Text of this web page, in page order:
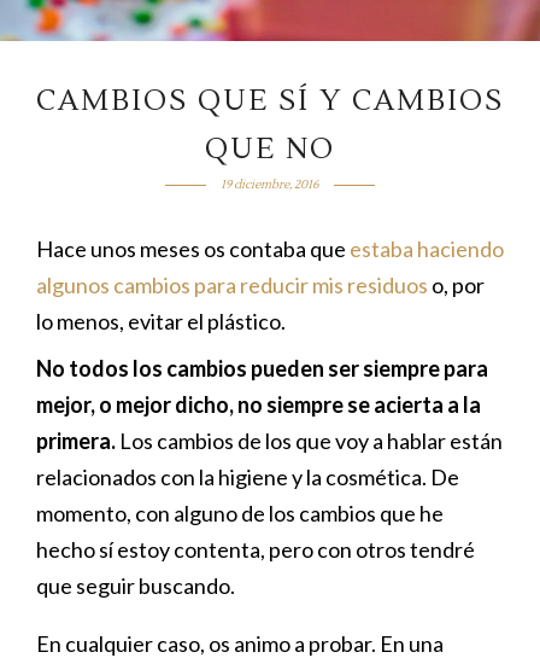
CAMBIOS QUE SÍ Y CAMBIOS
QUE NO
19 diciembre, 2016
Hace unos meses os contaba que estaba haciendo
algunos cambios para reducir mis residuos o, por
lo menos, evitar el plástico.
No todos los cambios pueden ser siempre para
mejor, o mejor dicho, no siempre se acierta a la
primera. Los cambios de los que voy a hablar están
relacionados con la higiene y la cosmética. De
momento, con alguno de los cambios que he
hecho sí estoy contenta, pero con otros tendré
que seguir buscando.
En cualquier caso, os animo a probar. En una